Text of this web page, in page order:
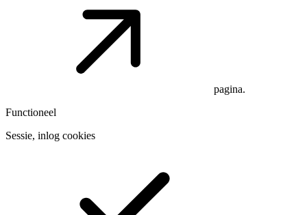
pagina.
Functioneel
Sessie, inlog cookies